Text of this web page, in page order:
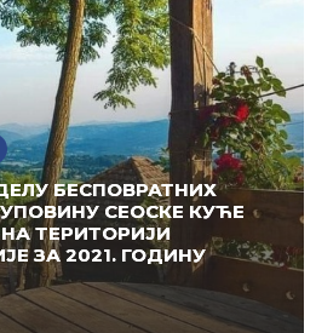
БЕСПОВРАТНИХ
СЕОСКЕ КУЋЕ
ТЕРИТОРИЈИ
ЗА 2021. ГОДИНУ